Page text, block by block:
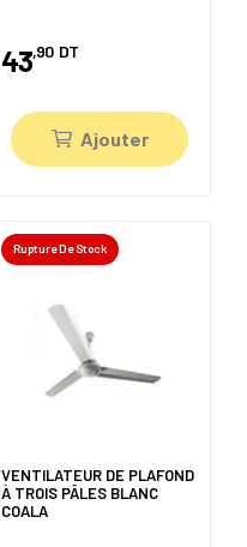
43,90 DT
Ajouter
Rupture De Stock
VENTILATEUR DE PLAFOND
À TROIS PÂLES BLANC
COALA